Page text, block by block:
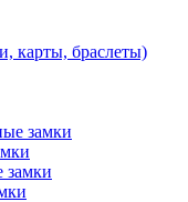
карты, браслеты)
замки
замки